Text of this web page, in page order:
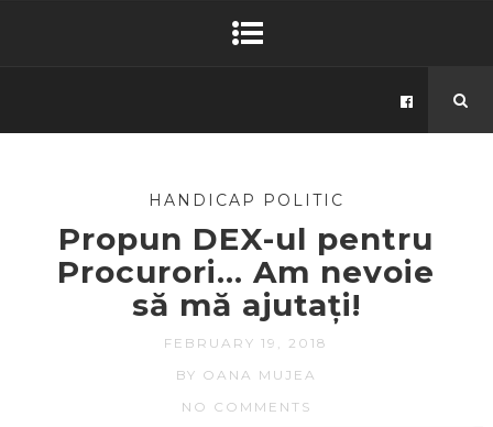
HANDICAP POLITIC
Propun DEX-ul pentru
Procurori… Am nevoie
să mă ajutați!
FEBRUARY 19, 2018
BY OANA MUJEA
NO COMMENTS